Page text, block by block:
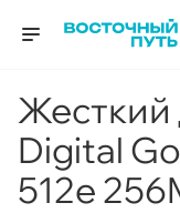
Жесткий
Digital
512e